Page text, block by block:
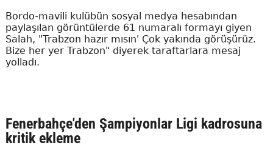
Bordo-mavili kulübün sosyal medya hesabından
paylaşılan görüntülerde 61 numaralı formayı giyen
Salah, "Trabzon hazır mısın' Çok yakında görüşürüz.
Bize her yer Trabzon" diyerek taraftarlara mesaj
yolladı.
Fenerbahçe'den Şampiyonlar Ligi kadrosuna
kritik ekleme